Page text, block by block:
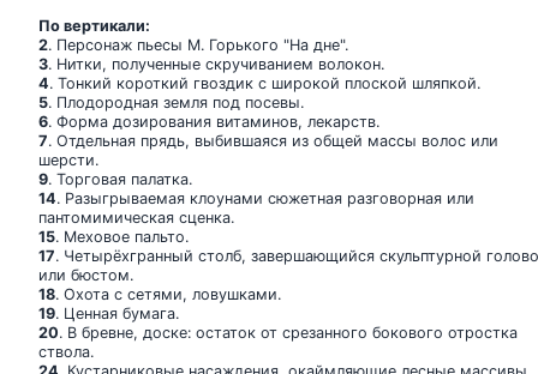
По вертикали:
2. Персонаж пьесы М. Горького "На дне".
3. Нитки, полученные скручиванием волокон.
4. Тонкий короткий гвоздик с широкой плоской шляпкой.
5. Плодородная земля под посевы.
6. Форма дозирования витаминов, лекарств.
7. Отдельная прядь, выбившаяся из общей массы волос или
шерсти.
9. Торговая палатка.
14. Разыгрываемая клоунами сюжетная разговорная или
пантомимическая сценка.
15. Меховое пальто.
17. Четырёхгранный столб, завершающийся скульптурной
или бюстом.
18. Охота с сетями, ловушками.
19. Ценная бумага.
20. В бревне, доске: остаток от срезанного бокового отростка
ствола.